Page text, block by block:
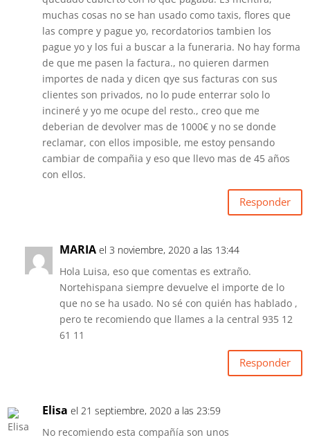
muchas cosas no se han usado como taxis, flores que
las compre y pague yo, recordatorios tambien los
pague yo y los fui a buscar a la funeraria. No hay forma
de que me pasen la factura., no quieren darmen
importes de nada y dicen qye sus facturas con sus
clientes son privados, no lo pude enterrar solo lo
incineré y yo me ocupe del resto., creo que me
deberian de devolver mas de 1000€ y no se donde
reclamar, con ellos imposible, me estoy pensando
cambiar de compañia y eso que llevo mas de 45 años
con ellos.
Responder
MARIA el 3 noviembre, 2020 a las 13:44
Hola Luisa, eso que comentas es extraño.
Nortehispana siempre devuelve el importe de lo
que no se ha usado. No sé con quién has hablado ,
pero te recomiendo que llames a la central 935 12
61 11
Responder
Elisa el 21 septiembre, 2020 a las 23:59
No recomiendo esta compañía son unos